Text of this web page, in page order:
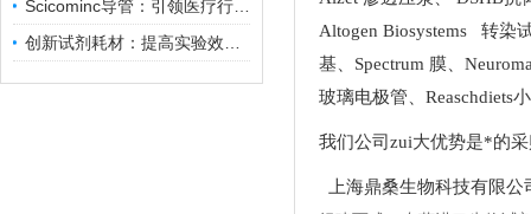
Altogen Biosystems 转染
基
Spectrum 膜
玻璃电极管
Reaschdiets
我们公司zui大优势是*的
上海鼎桑生物科技有限公